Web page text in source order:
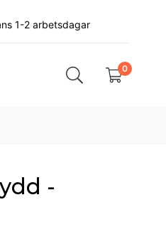
1-2 arbetsdagar
0
-